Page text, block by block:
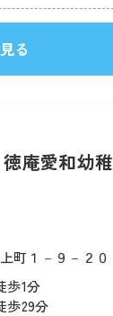
る
庵愛和幼稚
町１－９－２０
歩1分
歩29分